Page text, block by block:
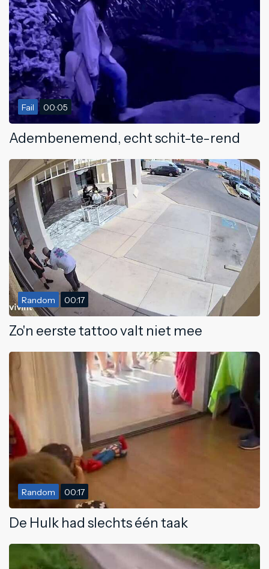
Fail 00:05
Adembenemend, echt schit-te-rend
Random 00:17
Zo'n eerste tattoo valt niet mee
Random 00:17
De Hulk had slechts één taak